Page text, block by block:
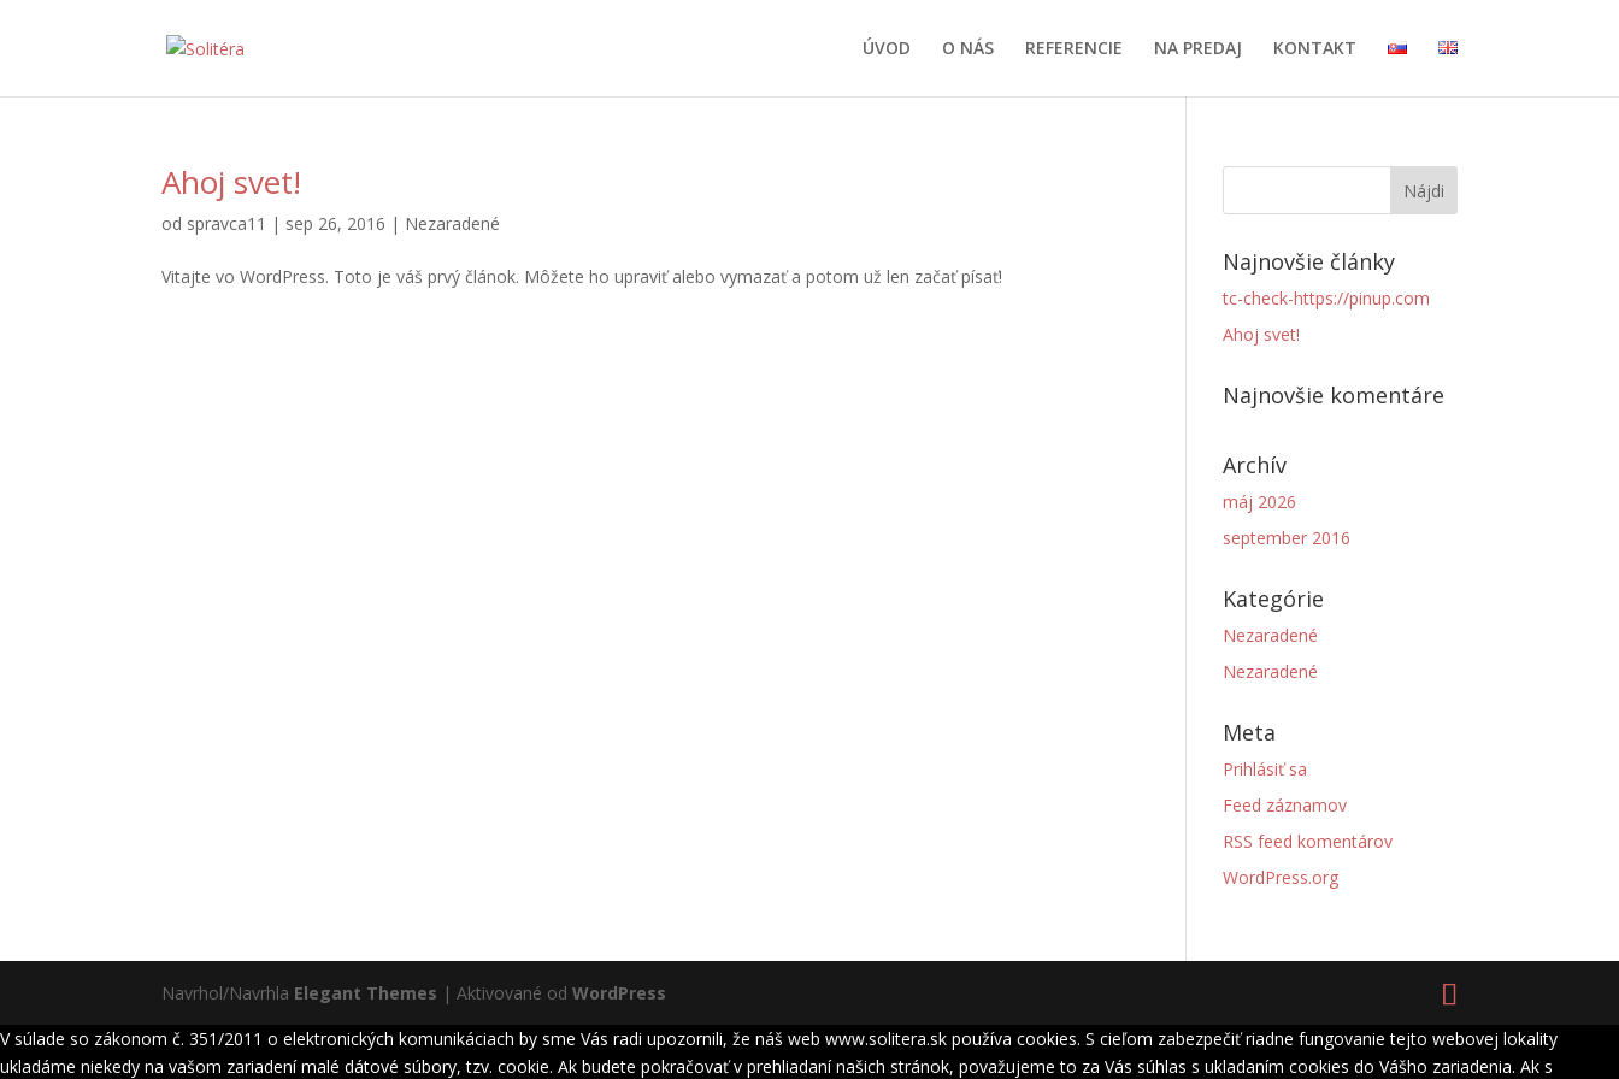
ÚVOD O NÁS REFERENCIE NA PREDAJ KONTAKT
Ahoj svet!
od spravca11 | sep 26, 2016 | Nezaradené
Vitajte vo WordPress. Toto je váš prvý článok. Môžete ho upraviť alebo vymazať a potom už len začať písať!
Najnovšie články
tc-check-https://pinup.com
Ahoj svet!
Najnovšie komentáre
Archív
máj 2026
september 2016
Kategórie
Nezaradené
Nezaradené
Meta
Prihlásiť sa
Feed záznamov
RSS feed komentárov
WordPress.org
Navrhol/Navrhla Elegant Themes | Aktivované odWordPress
V súlade so zákonom č. 351/2011 o elektronických komunikáciach by sme Vás radi upozornili, že náš web www.solitera.sk používa cookies. S cieľom zabezpečiť riadne fungovanie tejto webovej lokality
ukladáme niekedy na vašom zariadení malé dátové súbory, tzv. cookie. Ak budete pokračovať v prehliadaní našich stránok, považujeme to za Vás súhlas s ukladaním cookies do Vášho zariadenia. Ak s